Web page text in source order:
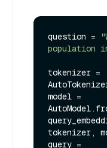
question =
population
tokenizer =
model =
tokenizer,
query =